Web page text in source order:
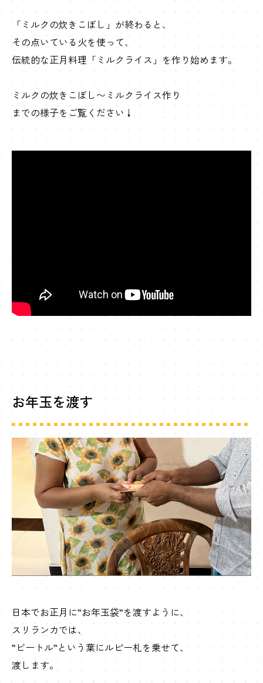
「ミルクの炊きこぼし」が終わると、
その点いている火を使って、
伝統的な正月料理「ミルクライス」を作り始めます。
ミルクの炊きこぼし〜ミルクライス作り
までの様子をご覧ください↓
お年玉を渡す
日本でお正月に”お年玉袋”を渡すように、
スリランカでは、
”ビートル”という葉にルピー札を乗せて、
渡します。